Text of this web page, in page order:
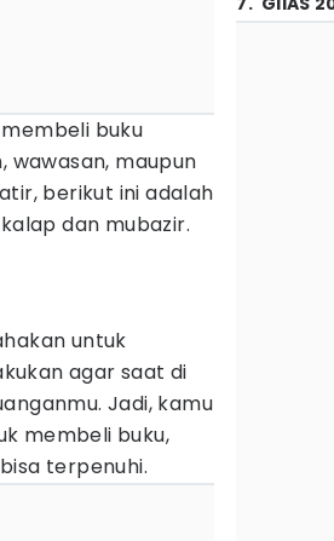
buku
maupun
berikut ini adalah
dan mubazir.
untuk
agar saat di
Jadi, kamu
membeli buku,
terpenuhi.